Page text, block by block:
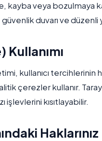
kayba veya bozulmaya
duvarı ve
kullanıcı tercihlerinin
çerezler kullanır.
işlevlerini kısıtlayabilir.
Haklarınız